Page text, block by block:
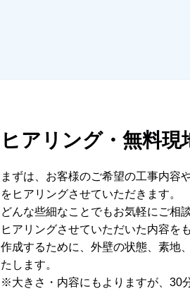
ヒアリング・無料現
まずは、お客様のご希望の工事内容
をヒアリングさせていただきます。
どんな些細なことでもお気軽にご相
ヒアリングさせていただいた内容を
作成するために、外壁の状態、素地
たします。
※大きさ・内容にもよりますが、30